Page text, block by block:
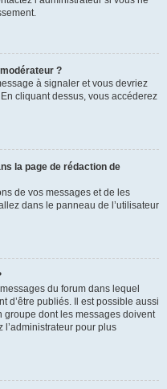
?
à signaler et vous devriez
cliquant dessus, vous accéderez
la page de rédaction de
de vos messages et de les
dans le panneau de l’utilisateur
du forum dans lequel
d’être publiés. Il est possible aussi
groupe dont les messages doivent
l’administrateur pour plus